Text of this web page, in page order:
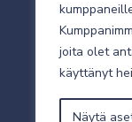
joita olet
käyttänyt
Näytä